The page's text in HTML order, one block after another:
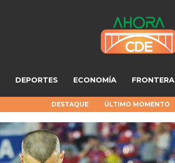
DEPORTES ECONOMÍA FRONTERA
DESTAQUE ÚLTIMO MOMENTO